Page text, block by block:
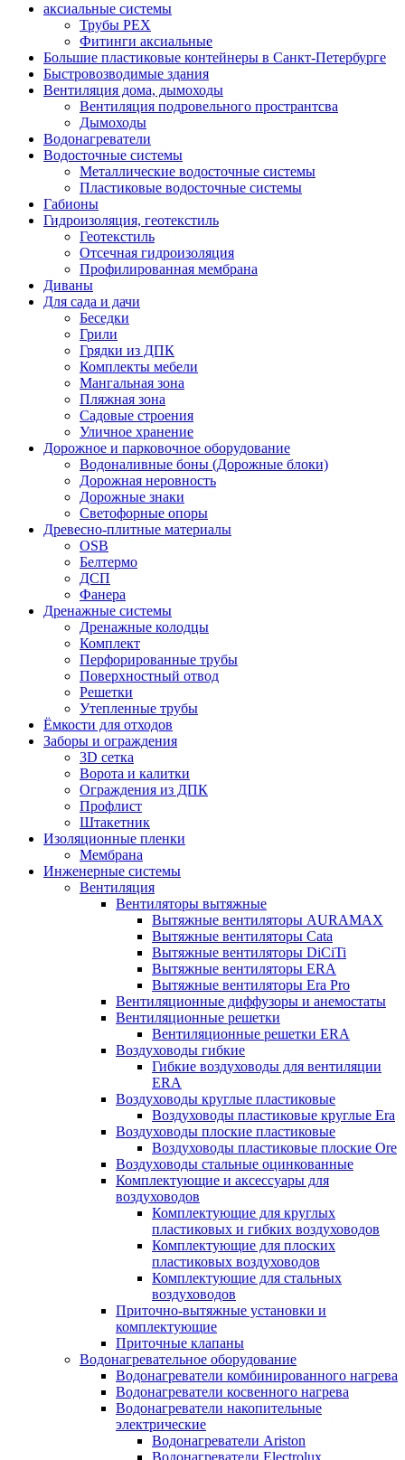
аксиальные системы
Трубы PEX
Фитинги аксиальные
Большие пластиковые контейнеры в Санкт-Петербурге
Быстровозводимые здания
Вентиляция дома, дымоходы
Вентиляция подровельного пространтсва
Дымоходы
Водонагреватели
Водосточные системы
Металлические водосточные системы
Пластиковые водосточные системы
Габионы
Гидроизоляция, геотекстиль
Геотекстиль
Отсечная гидроизоляция
Профилированная мембрана
Диваны
Для сада и дачи
Беседки
Грили
Грядки из ДПК
Комплекты мебели
Мангальная зона
Пляжная зона
Садовые строения
Уличное хранение
Дорожное и парковочное оборудование
Водоналивные боны (Дорожные блоки)
Дорожная неровность
Дорожные знаки
Светофорные опоры
Древесно-плитные материалы
OSB
Белтермо
ДСП
Фанера
Дренажные системы
Дренажные колодцы
Комплект
Перфорированные трубы
Поверхностный отвод
Решетки
Утепленные трубы
Ёмкости для отходов
Заборы и ограждения
3D сетка
Ворота и калитки
Ограждения из ДПК
Профлист
Штакетник
Изоляционные пленки
Мембрана
Инженерные системы
Вентиляция
Вентиляторы вытяжные
Вытяжные вентиляторы AURAMAX
Вытяжные вентиляторы Cata
Вытяжные вентиляторы DiCiTi
Вытяжные вентиляторы ERA
Вытяжные вентиляторы Era Pro
Вентиляционные диффузоры и анемостаты
Вентиляционные решетки
Вентиляционные решетки ERA
Воздуховоды гибкие
Гибкие воздуховоды для вентиляции
ERA
Воздуховоды круглые пластиковые
Воздуховоды пластиковые круглые Era
Воздуховоды плоские пластиковые
Воздуховоды пластиковые плоские Ore
Воздуховоды стальные оцинкованные
Комплектующие и аксессуары для
воздуховодов
Комплектующие для круглых
пластиковых и гибких воздуховодов
Комплектующие для плоских
пластиковых воздуховодов
Комплектующие для стальных
воздуховодов
Приточно-вытяжные установки и
комплектующие
Приточные клапаны
Водонагревательное оборудование
Водонагреватели комбинированного нагрева
Водонагреватели косвенного нагрева
Водонагреватели накопительные
электрические
Водонагреватели Ariston